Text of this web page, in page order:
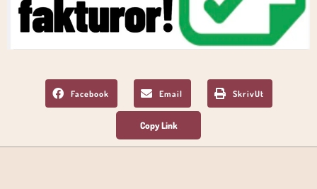
Facebook Email SkrivUt